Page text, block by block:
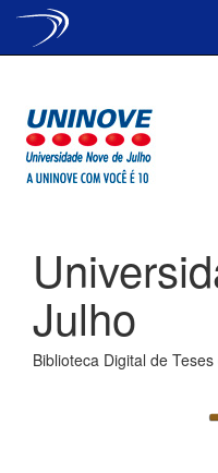
Julho
Biblioteca Digital de